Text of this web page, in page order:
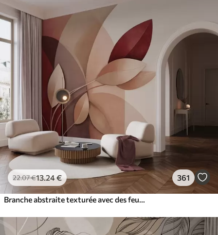
22.07€13.24€ 361